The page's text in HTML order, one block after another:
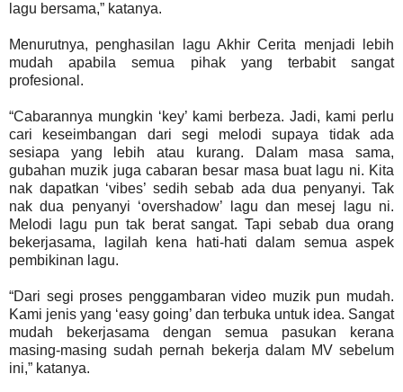
lagu bersama,” katanya.
Menurutnya, penghasilan lagu Akhir Cerita menjadi lebih
mudah apabila semua pihak yang terbabit sangat
profesional.
“Cabarannya mungkin ‘key’ kami berbeza. Jadi, kami perlu
cari keseimbangan dari segi melodi supaya tidak ada
sesiapa yang lebih atau kurang. Dalam masa sama,
gubahan muzik juga cabaran besar masa buat lagu ni. Kita
nak dapatkan ‘vibes’ sedih sebab ada dua penyanyi. Tak
nak dua penyanyi ‘overshadow’ lagu dan mesej lagu ni.
Melodi lagu pun tak berat sangat. Tapi sebab dua orang
bekerjasama, lagilah kena hati-hati dalam semua aspek
pembikinan lagu.
“Dari segi proses penggambaran video muzik pun mudah.
Kami jenis yang ‘easy going’ dan terbuka untuk idea. Sangat
mudah bekerjasama dengan semua pasukan kerana
masing-masing sudah pernah bekerja dalam MV sebelum
ini,” katanya.